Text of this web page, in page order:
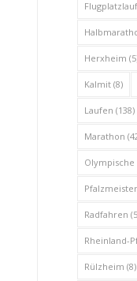
Herxheim
Kalmit(8)
Laufen (138)
Marathon
Olympische
Radfahren
Rheinland-
Rülzheim (8)